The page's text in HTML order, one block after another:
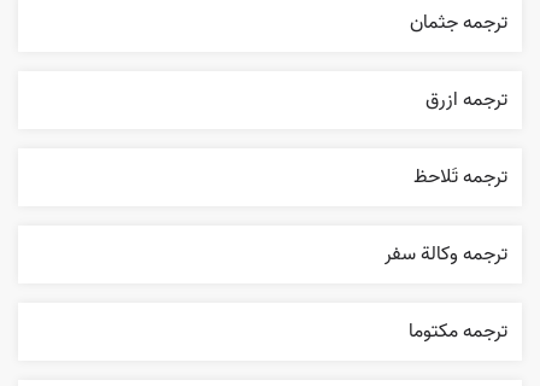
ترجمه جثمان
ترجمه ازرق
ترجمه تَلاحظ
ترجمه وکالة سفر
ترجمه مکتوما